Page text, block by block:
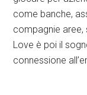
come banche,
compagnie aree,
Love è poi il
connessione